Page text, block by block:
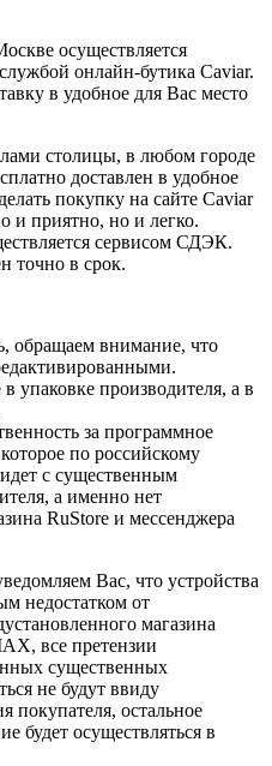
осуществляется
онлайн-бутика Caviar.
в удобное для Вас место
столицы, в любом городе
доставлен в удобное
покупку на сайте Caviar
и приятно, но и легко.
сервисом СДЭК.
точно в срок.
обращаем внимание, что
упаковке производителя, а в
за программное
по российскому
идет с существенным
а именно нет
RuStore и мессенджера
Вас, что устройства
недостатком от
магазина
все претензии
существенных
не будут ввиду
покупателя, остальное
будет осуществляться в